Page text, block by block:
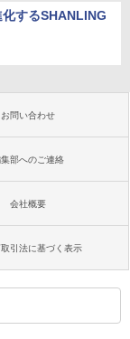
するSHANLING
お問い合わせ
部へのご連絡
会社概要
引法に基づく表示